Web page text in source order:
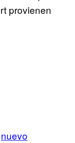
provienen
nuevo